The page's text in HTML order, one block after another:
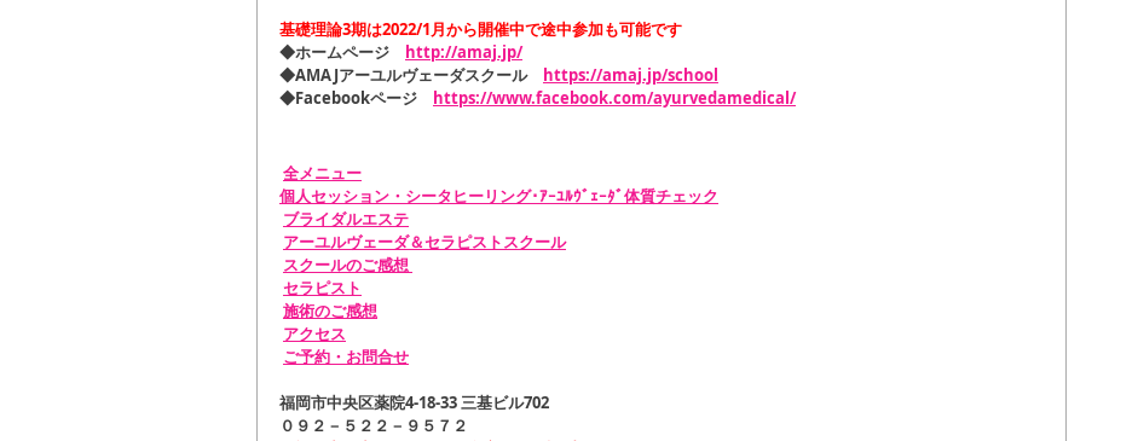
基礎理論3期は2022/1月から開催中で途中参加も可能です
◆ホームページ http://amaj.jp/
◆AMAJアーユルヴェーダスクール https://amaj.jp/school
◆Facebookページ https://www.facebook.com/ayurvedamedical/
全メニュー
個人セッション・シータヒーリング･ｱｰﾕﾙｳﾞｪｰﾀﾞ体質チェック
ブライダルエステ
アーユルヴェーダ＆セラピストスクール
スクールのご感想
セラピスト
施術のご感想
アクセス
ご予約・お問合せ
福岡市中央区薬院4-18-33 三基ビル702
０９２－５２２－９５７２